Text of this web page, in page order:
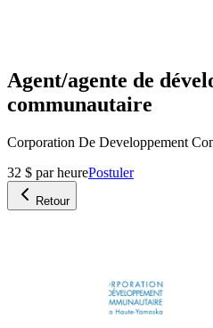
Agent/agente de
communautaire
Corporation De Developpement
32 $ par heurePostuler
Retour